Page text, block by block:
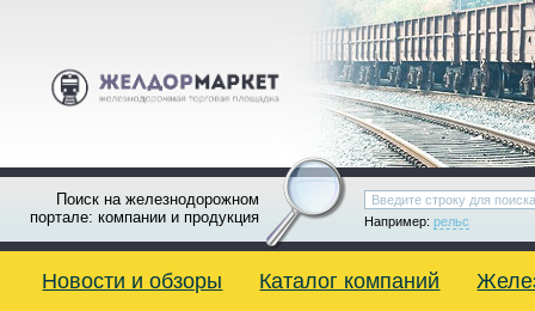
Поиск на железнодорожном
портале: компании и продукция
Например: рельс
Новости и обзоры Каталог компаний